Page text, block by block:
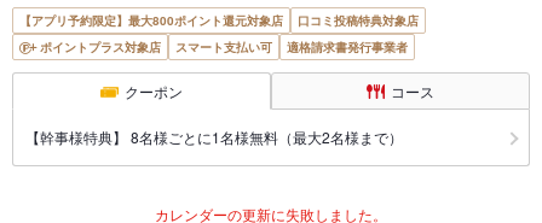
【アプリ予約限定】最大800ポイント還元対象店
口コミ投稿特典対象店
ポイントプラス対象店
スマート支払い可 適格請求書発行事業者
クーポン コース
【幹事様特典】 8名様ごとに1名様無料（最大2名様まで）
カレンダーの更新に失敗しました。